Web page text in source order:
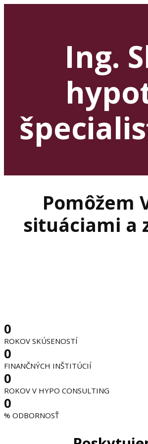
Ing.
Pomôžem
situáciami a
0
ROKOV SKÚSENOSTÍ
0
FINANČNÝCH INŠTITÚCIÍ
0
ROKOV V HYPO CONSULTING
0
% ODBORNOSŤ